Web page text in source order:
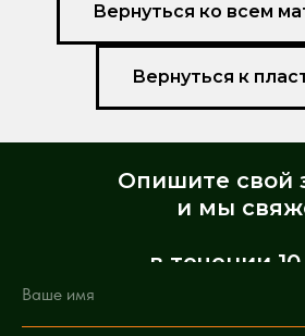
Вернуться ко всем
Вернуться к
Опишите свой
и мы
в течении